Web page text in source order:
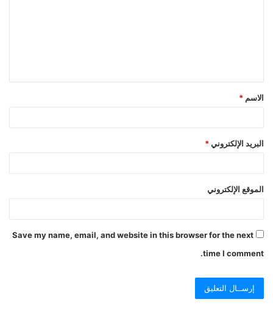
الاسم *
البريد الإلكتروني *
الموقع الإلكتروني
Save my name, email, and website in this browser for the next
time I comment.